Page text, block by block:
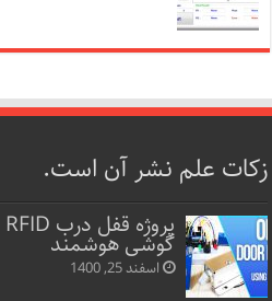
زکات علم نشر آن است.
گوشی هوشمند
اسفند 25, 1400